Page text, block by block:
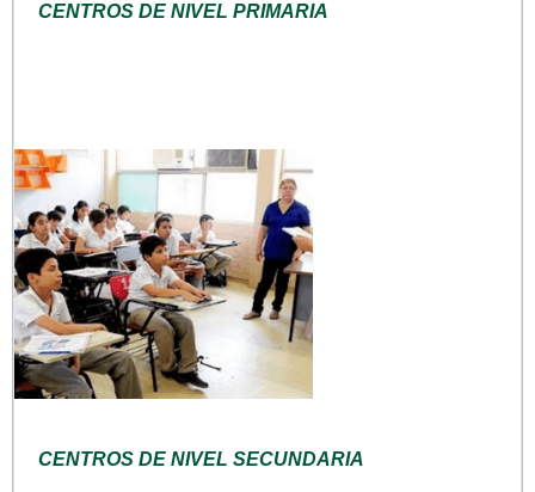
CENTROS DE NIVEL PRIMARIA
CENTROS DE NIVEL SECUNDARIA